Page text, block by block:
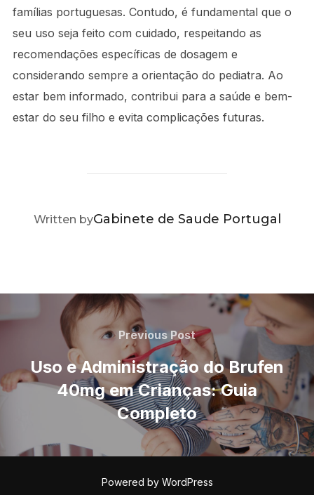
famílias portuguesas. Contudo, é fundamental que o
seu uso seja feito com cuidado, respeitando as
recomendações específicas de dosagem e
considerando sempre a orientação do pediatra. Ao
estar bem informado, contribui para a saúde e bem-
estar do seu filho e evita complicações futuras.
POST AUTHOR
Written byGabinete de Saude Portugal
Navegação
artigos
Previous
Post
Previous Post
Uso e Administração do Brufen
40mg em Crianças: Guia
Completo
Powered by WordPress